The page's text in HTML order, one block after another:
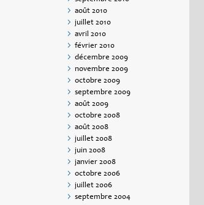
août 2010
juillet 2010
avril 2010
février 2010
décembre 2009
novembre 2009
octobre 2009
septembre 2009
août 2009
octobre 2008
août 2008
juillet 2008
juin 2008
janvier 2008
octobre 2006
juillet 2006
septembre 2004